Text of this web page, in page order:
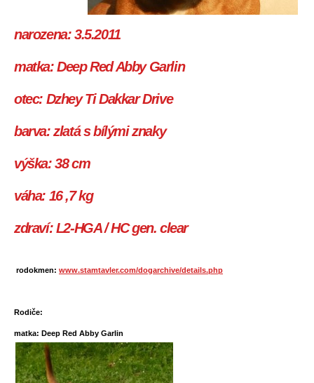
narozena:3.5.2011
matka:Deep Red Abby Garlin
otec: Dzhey Ti Dakkar Drive
barva:zlatá s bílými znaky
výška:38 cm
váha: 16 ,7 kg
zdraví:L2-HGA / HC gen. clear
rodokmen: www.stamtavler.com/dogarchive/details.php
Rodiče:
matka: Deep Red Abby Garlin